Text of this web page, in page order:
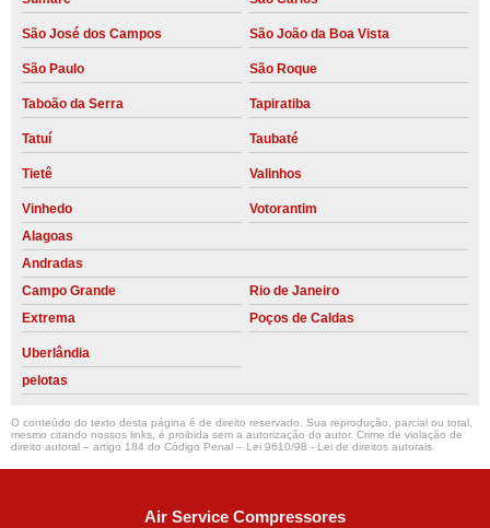
São José dos Campos São João da Boa Vista
São Paulo São Roque
Taboão da Serra Tapiratiba
Tatuí Taubaté
Tietê Valinhos
Vinhedo
Votorantim
Alagoas
Andradas
Campo Grande
Rio de Janeiro
Extrema
Poços de Caldas
Uberlândia
pelotas
O conteúdo do texto desta página é de direito reservado. Sua reprodução, parcial ou total,
mesmo citando nossos links, é proibida sem a autorização do autor. Crime de violação de
direito autoral – artigo 184 do Código Penal – Lei 9610/98 - Lei de direitos autorais.
Air Service Compressores